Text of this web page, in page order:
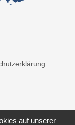
auf unserer